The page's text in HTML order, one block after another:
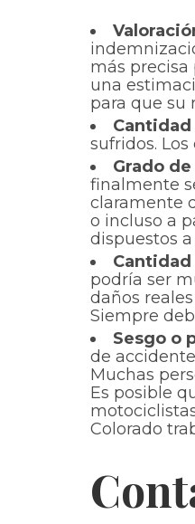
más
una
para que su
sufridos.
Grado
finalmente
claramente
o incluso a
dispuestos
podría ser
daños
Siempre
Sesgo o
de
Muchas
Es posible
Colorado